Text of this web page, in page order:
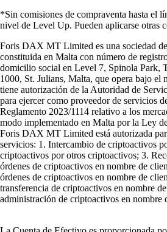
*Sin comisiones de compraventa hasta el
nivel de Level Up. Pueden aplicarse otras
Foris DAX MT Limited es una sociedad
constituida en Malta con número de
domicilio social en Level 7, Spinola
1000, St. Julians, Malta, que opera bajo el
tiene autorización de la Autoridad de
para ejercer como proveedor de servicios
Reglamento 2023/1114 relativo a los
modo implementado en Malta por la Ley
Foris DAX MT Limited está autorizada
servicios: 1. Intercambio de criptoactivos
criptoactivos por otros criptoactivos; 3.
órdenes de criptoactivos en nombre de
órdenes de criptoactivos en nombre de
transferencia de criptoactivos en nombre
administración de criptoactivos en nombre